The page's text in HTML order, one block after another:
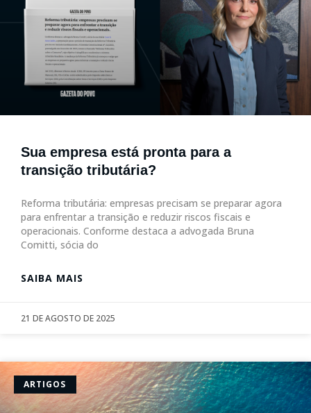
Sua empresa está pronta para a
transição tributária?
Reforma tributária: empresas precisam se preparar agora
para enfrentar a transição e reduzir riscos fiscais e
operacionais. Conforme destaca a advogada Bruna
Comitti, sócia do
SAIBA MAIS
21 DE AGOSTO DE 2025
ARTIGOS